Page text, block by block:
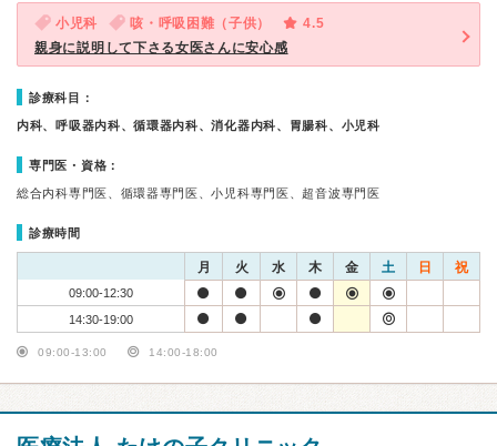
小児科 咳・呼吸困難（子供）
4.5
親身に説明して下さる女医さんに安心感
診療科目：
内科、呼吸器内科、循環器内科、消化器内科、胃腸科、小児科
専門医・資格：
総合内科専門医、循環器専門医、小児科専門医、超音波専門医
診療時間
月 火 水 木 金 土 日 祝
09:00-12:30
14:30-19:00
09:00-13:00 14:00-18:00